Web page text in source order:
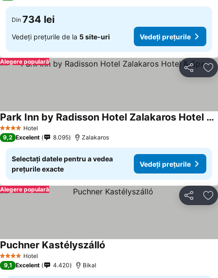
Din 734 lei
Vedeți prețurile de la 5 site-uri Vedeți prețurile
Distribuiți
Alegere populară
4 Stele Hotel
Park Inn by Radisson Hotel Zalakaros Hotel & Spa
Vedeți prețurile
9,2 Excelent 8.095 Zalakaros
Selectați datele pentru a vedea
prețurile exacte
Vedeți prețurile
Distribuiți
Alegere populară
4 Stele Hotel
Puchner Kastélyszálló
9,1 Excelent 4.420 Bikal